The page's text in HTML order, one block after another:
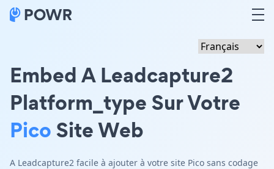
Embed A Leadcapture2
Platform_type Sur Votre
PicoSite Web
A Leadcapture2 facile à ajouter à votre site Pico sans codage